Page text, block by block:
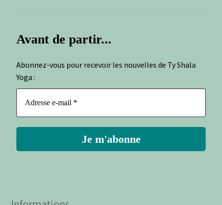
Avant de partir...
Abonnez-vous pour recevoir les nouvelles de Ty Shala
Yoga :